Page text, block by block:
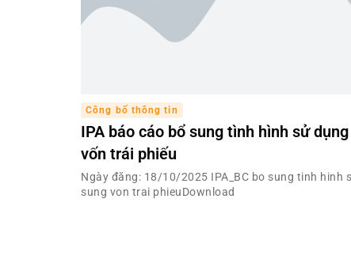
Công bố thông tin
IPA báo cáo bổ sung tình hình sử dụng
vốn trái phiếu
Ngày đăng: 18/10/2025 IPA_BC bo sung tinh hinh
sung von trai phieuDownload